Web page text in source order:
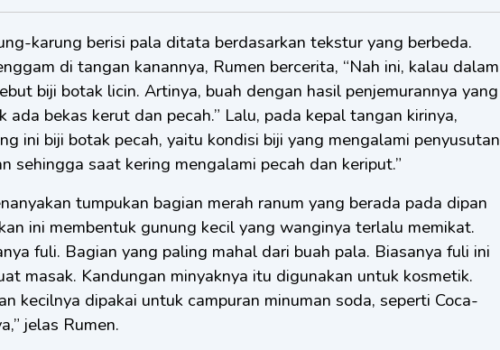
karung berisi pala ditata berdasarkan tekstur yang berbeda.
di tangan kanannya, Rumen bercerita, “Nah ini, kalau dalam
biji botak licin. Artinya, buah dengan hasil penjemurannya yang
ada bekas kerut dan pecah.” Lalu, pada kepal tangan kirinya,
ini biji botak pecah, yaitu kondisi biji yang mengalami penyusutan
sehingga saat kering mengalami pecah dan keriput.”
tumpukan bagian merah ranum yang berada pada dipan
ini membentuk gunung kecil yang wanginya terlalu memikat.
fuli. Bagian yang paling mahal dari buah pala. Biasanya fuli ini
masak. Kandungan minyaknya itu digunakan untuk kosmetik.
kecilnya dipakai untuk campuran minuman soda, seperti Coca-
jelas Rumen.